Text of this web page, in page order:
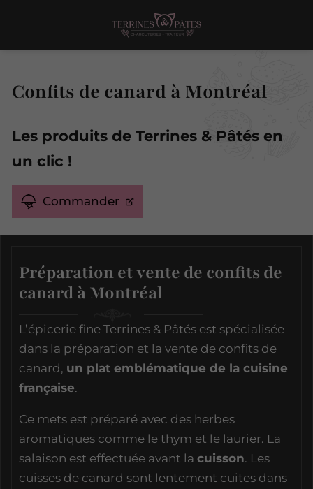
Confits de canard à Montréal
Les produits de Terrines & Pâtés en
un clic !
Commander
Préparation et vente de confits de
canard à Montréal
L’épicerie fine Terrines & Pâtés est spécialisée
dans la préparation et la vente de confits de
canard, un plat emblématique de la cuisine
française.
Ce mets est préparé avec des herbes
aromatiques comme le thym et le laurier. La
salaison est effectuée avant lacuisson. Les
cuisses de canard sont lentement cuites dans